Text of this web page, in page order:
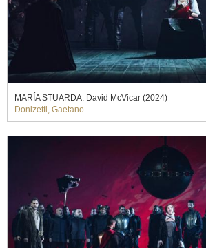
MARÍA STUARDA. David McVicar (2024)
Donizetti, Gaetano